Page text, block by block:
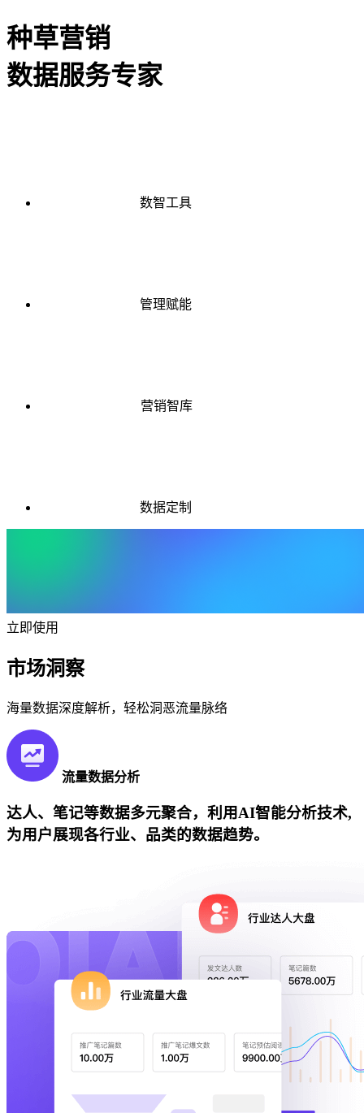
种草营销
数据服务专家
数智工具
管理赋能
营销智库
数据定制
立即使用
市场洞察
海量数据深度解析，轻松洞恶流量脉络
流量数据分析
达人、笔记等数据多元聚合，利用AI智能分析技术,
为用户展现各行业、品类的数据趋势。